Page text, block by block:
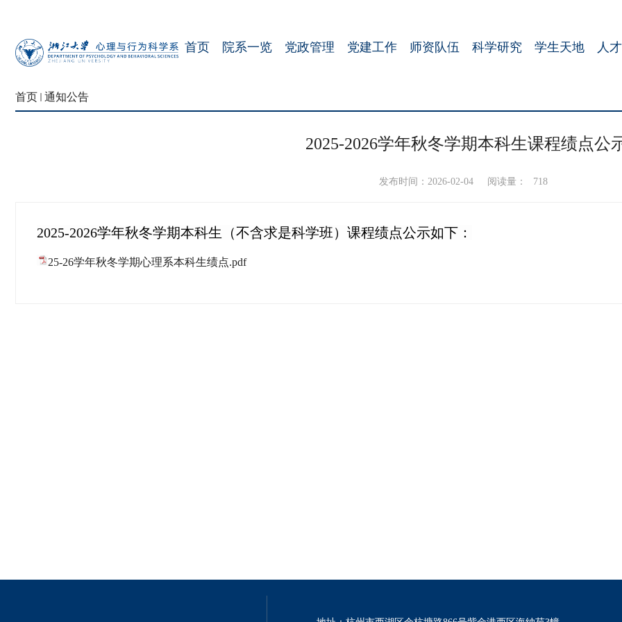
首页 院系一览 党政管理 党建工作 师资队伍 科学研究 学生天地 人
首页 通知公告
2025-2026学年秋冬学期本科生课程绩点公
发布时间：2026-02-04 阅读量： 718
2025-2026学年秋冬学期本科生（不含求是科学班）课程绩点公示如下：
25-26学年秋冬学期心理系本科生绩点.pdf